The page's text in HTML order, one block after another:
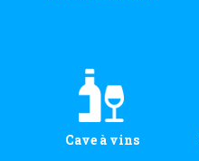
Cave à vins